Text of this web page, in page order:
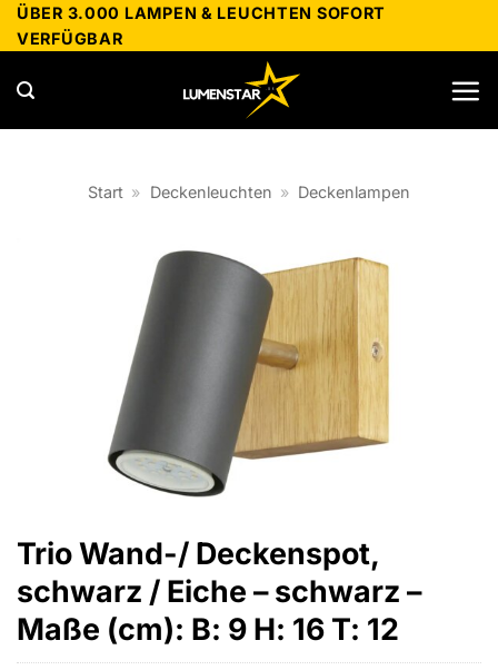
Zum
Inhalt
springen
ÜBER 3.000 LAMPEN & LEUCHTEN SOFORT
VERFÜGBAR
Start » Deckenleuchten » Deckenlampen
Trio Wand-/ Deckenspot,
schwarz / Eiche – schwarz –
Maße (cm): B: 9 H: 16 T: 12